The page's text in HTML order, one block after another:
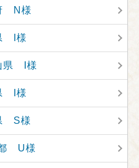
N様
I様
県 I様
I様
S様
U様